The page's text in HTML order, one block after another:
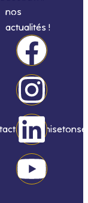
nos
actualités !
F
a
c
e
b
I
n
s
t
a
L
i
n
k
e
Y
o
u
t
u